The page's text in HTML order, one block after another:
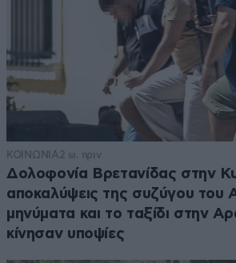
ΚΟΙΝΩΝΙΑ2 ω. πριν
Δολοφονία Βρετανίδας στην
αποκαλύψεις της συζύγου του
μηνύματα και το ταξίδι στην
κίνησαν υποψίες